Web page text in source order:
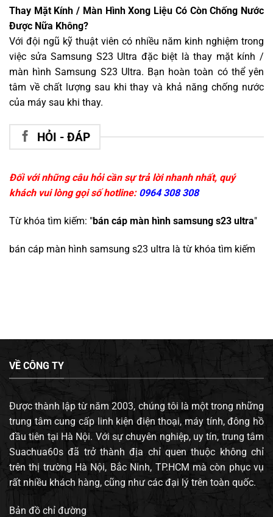
Thay Mặt Kính / Màn Hình Xong Liệu Có Còn Chống Nước
Được Nữa Không?
Với đội ngũ kỹ thuật viên có nhiều năm kinh nghiệm trong
việc sửa Samsung S23 Ultra đặc biệt là thay mặt kính /
màn hình Samsung S23 Ultra. Bạn hoàn toàn có thể yên
tâm về chất lượng sau khi thay và khả năng chống nước
của máy sau khi thay.
HỎI - ĐÁP
Đối với những câu hỏi cần sự trả lời nhanh nhất, quý
khách vui lòng gọi số hotline: 0964 308 308
Từ khóa tìm kiếm: "bán cáp màn hình samsung s23 ultra"
bán cáp màn hình samsung s23 ultra là từ khóa tìm kiếm
VỀ CÔNG TY
Được thành lập từ năm 2003, chúng tôi là một trong những
trung tâm cung cấp linh kiện điện thoại, máy tính, đông hồ
đầu tiên tại Hà Nội. Với sự chuyên nghiệp, uy tín, trung tâm
Suachua60s đã trở thành địa chỉ quen thuộc không chỉ
trên thị trường Hà Nội, Bắc Ninh, TP.HCM mà còn phục vụ
rất nhiều khách hàng, cũng như các đại lý trên toàn quốc.
Bản đồ chỉ đường